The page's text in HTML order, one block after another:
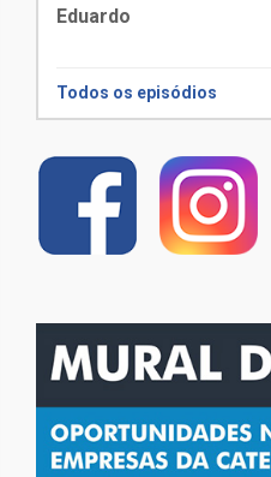
Eduardo
Todos os episódios